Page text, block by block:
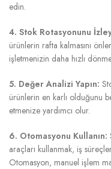
edin.
4. Stok Rotasyonunu
ürünlerin rafta kalmasını
işletmenizin daha hızlı
5. Değer Analizi Yapın:
ürünlerin en karlı olduğunu
etmenize yardımcı olur.
6. Otomasyonu Kullanın:
araçları kullanmak, iş
Otomasyon, manuel işlem